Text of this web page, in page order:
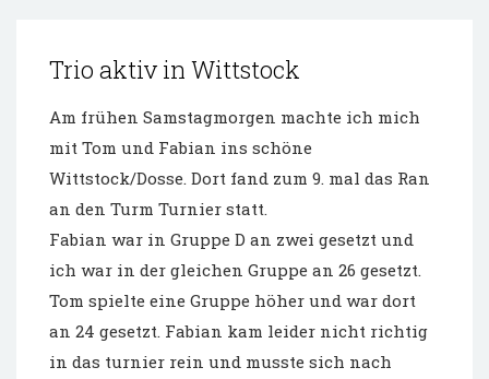
Trio aktiv in Wittstock
Am frühen Samstagmorgen machte ich mich
mit Tom und Fabian ins schöne
Wittstock/Dosse. Dort fand zum 9. mal das Ran
an den Turm Turnier statt.
Fabian war in Gruppe D an zwei gesetzt und
ich war in der gleichen Gruppe an 26 gesetzt.
Tom spielte eine Gruppe höher und war dort
an 24 gesetzt. Fabian kam leider nicht richtig
in das turnier rein und musste sich nach